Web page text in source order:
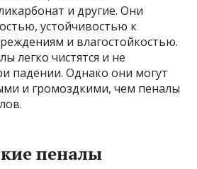
и другие. Они
устойчивостью к
и влагостойкостью.
легко чистятся и не
падении. Однако они могут
и громоздкими, чем пеналы
пеналы